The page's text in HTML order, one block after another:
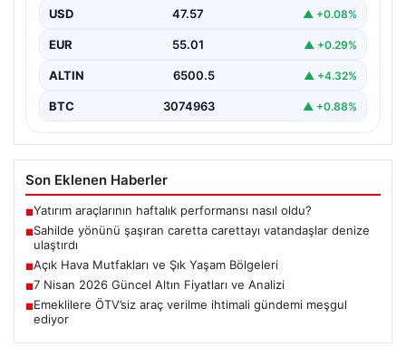
USD 47.57 ▲ +0.08%
EUR 55.01 ▲ +0.29%
ALTIN 6500.5 ▲ +4.32%
BTC 3074963 ▲ +0.88%
Son Eklenen Haberler
■Yatırım araçlarının haftalık performansı nasıl oldu?
■Sahilde yönünü şaşıran caretta carettayı vatandaşlar denize
ulaştırdı
■Açık Hava Mutfakları ve Şık Yaşam Bölgeleri
■7 Nisan 2026 Güncel Altın Fiyatları ve Analizi
■Emeklilere ÖTV’siz araç verilme ihtimali gündemi meşgul
ediyor